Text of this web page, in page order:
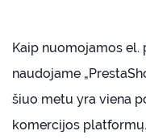
Kaip nuomojamos
naudojame
šiuo metu yra viena
komercijos